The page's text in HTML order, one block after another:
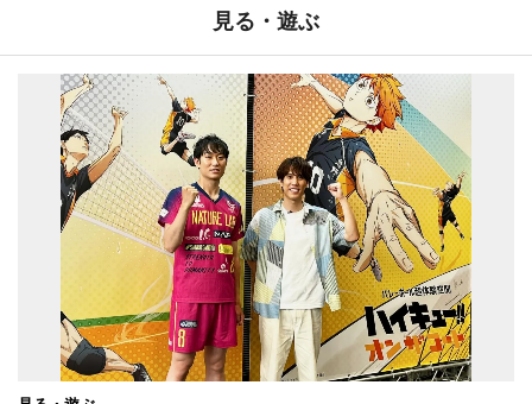
見る・遊ぶ